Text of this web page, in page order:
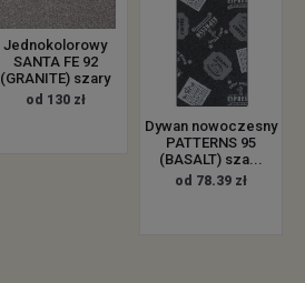
Jednokolorowy
SANTA FE 92
(GRANITE) szary
od 130 zł
Dywan nowoczesny
PATTERNS 95
(BASALT) sza...
od 78.39 zł